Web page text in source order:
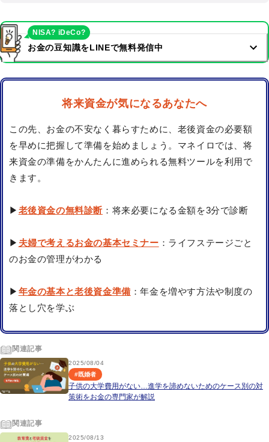
お金の豆知識をLINEで無料発信中
NISA? iDeCo?
将来資金が気になるあなたへ
この先、お金の不安なく暮らすために、老後資金の必要額
を早めに把握して準備を始めましょう。マネイロでは、将
来資金の準備をかんたんに進められる無料ツールを利用で
きます。
▶ 老後資金の無料診断 ：将来必要になる金額を3分で診断
▶ 夫婦で考えるお金の基本セミナー ：ライフステージごと
のお金の管理がわかる
▶ 年金の基本と老後資金準備 ：年金を増やす方法や制度の
落とし穴を学ぶ
関連記事
2025/08/04
#既婚者
子供の大学費用がない…進学を諦めないためのケース別の対
策術をお金の専門家が解説
関連記事
2025/08/13